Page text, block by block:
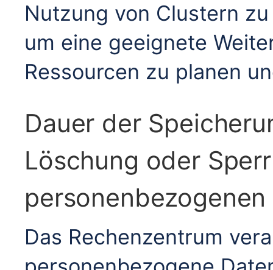
Nutzung von Clustern
um eine geeignete
Ressourcen zu planen
Dauer der
Löschung oder
Das Rechenzentrum